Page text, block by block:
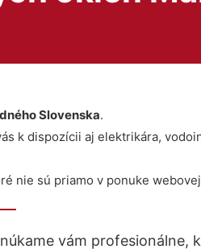
Slovenska.
k dispozícii aj elektrikára,
nie sú priamo v ponuke
vám profesionálne,